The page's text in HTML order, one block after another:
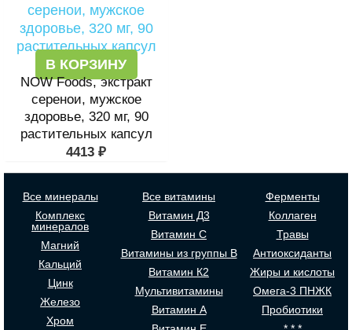
В КОРЗИНУ
NOW Foods, экстракт
серенои, мужское
здоровье, 320 мг, 90
растительных капсул
4413 ₽
Все минералы
Комплекс
минералов
Магний
Кальций
Цинк
Железо
Хром
Все витамины
Витамин Д3
Витамин С
Витамины из группы В
Витамин К2
Мультивитамины
Витамин А
Ферменты
Коллаген
Травы
Антиоксиданты
Жиры и кислоты
Омега-3 ПНЖК
Пробиотики